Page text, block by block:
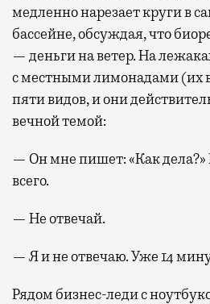
медленно нарезает круги в
бассейне, обсуждая, что
— деньги на ветер. На
с местными лимонадами (их
пяти видов, и они
вечной темой:
— Он мне пишет: «Как дела?»
всего.
— Не отвечай.
— Я и не отвечаю. Уже 14
Рядом бизнес-леди с